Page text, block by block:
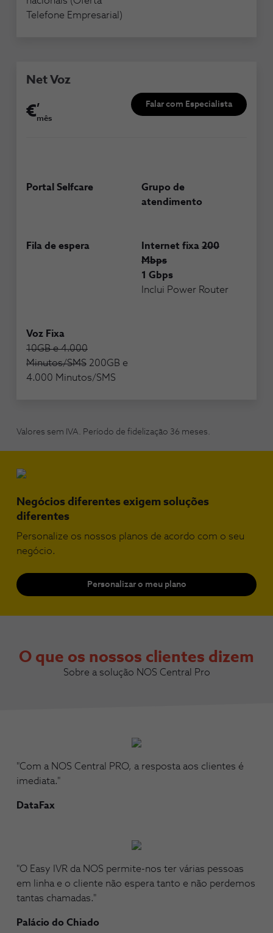
Telefone Empresarial)
Net Voz
€
,
mês
Portal Selfcare
Grupo de
atendimento
Fila de espera Internet fixa 200
Mbps
1 Gbps
Inclui Power Router
Voz Fixa
10GB e 4.000
Minutos/SMS 200GB e
4.000 Minutos/SMS
Falar com Especialista
Valores sem IVA. Período de fidelização 36 meses.
Negócios diferentes exigem soluções
diferentes
Personalize os nossos planos de acordo com o seu
negócio.
Personalizar o meu plano
O que os nossos clientes dizem
Sobre a solução NOS Central Pro
"Com a NOS Central PRO, a resposta aos clientes é
imediata."
DataFax
"O Easy IVR da NOS permite-nos ter várias pessoas
em linha e o cliente não espera tanto e não perdemos
tantas chamadas."
Palácio do Chiado